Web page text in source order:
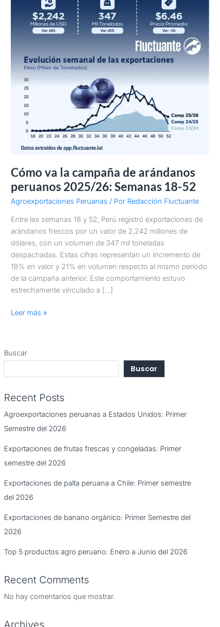
Cómo va la campaña de arándanos
peruanos 2025/26: Semanas 18-52
Agroexportaciones Peruanas / Por Redacción Fluctuante
Entre las semanas 18 y 52, Perú registró exportaciones de
arándanos frescos por un valor de 2,242 millones de
dólares, con un volumen de 347 mil toneladas
despachadas. Estas cifras representan un incremento de
19% en valor y 21% en volumen respecto al mismo período
de la campaña anterior. Este comportamiento estuvo
estrechamente vinculado a […]
Semanas
Leer más »
Buscar
Buscar
Recent Posts
Agroexportaciones peruanas a Estados Unidos: Primer
Semestre del 2026
Exportaciones de frutas frescas y congeladas: Primer
semestre del 2026
Exportaciones de palta peruana a Chile: Primer semestre
del 2026
Exportaciones de banano orgánico: Primer Semestre del
2026
Top 5 productos agro peruano: Enero a Junio del 2026
Recent Comments
No hay comentarios que mostrar.
Archives